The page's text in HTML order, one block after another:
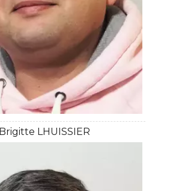
Brigitte LHUISSIER